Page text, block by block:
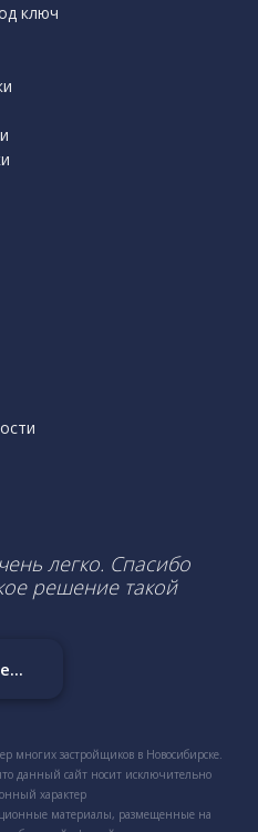
ключ
легко. Спасибо
решение такой
застройщиков в Новосибирске.
данный сайт носит исключительно
характер
материалы, размещенные на